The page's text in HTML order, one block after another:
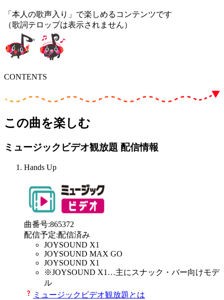
「本人の歌声入り」で楽しめるコンテンツです
（歌詞テロップは表示されません）
CONTENTS
この曲を楽しむ
ミュージックビデオ観放題 配信情報
Hands Up
曲番号:865372
配信予定:配信済み
JOYSOUND X1
JOYSOUND MAX GO
JOYSOUND X1
※JOYSOUND X1 …主にスナック・バー向けモデ
ル
ミュージックビデオ観放題とは